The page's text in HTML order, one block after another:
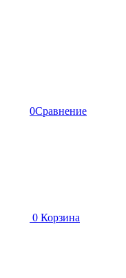
0Сравнение
0 Корзина